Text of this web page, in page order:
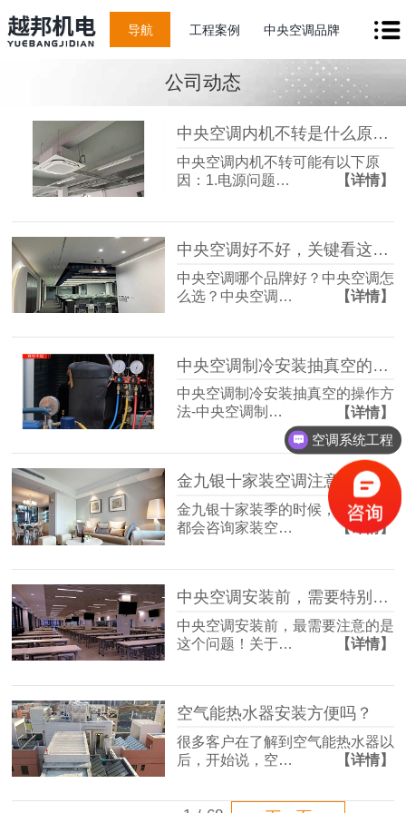
导航 工程案例 中央空调品牌
公司动态
中央空调内机不转是什么原因？
中央空调内机不转可能有以下原
因：1.电源问题…
【详情】
中央空调好不好，关键看这三个关键指标！
中央空调哪个品牌好？中央空调怎
么选？中央空调…
【详情】
中央空调制冷安装抽真空的操作方法
中央空调制冷安装抽真空的操作方
法-中央空调制…
【详情】
金九银十家装空调注意事项
金九银十家装季的时候，很多客户
都会咨询家装空…
【详情】
中央空调安装前，需要特别注意这个问题！
中央空调安装前，最需要注意的是
这个问题！关于…
【详情】
空气能热水器安装方便吗？
很多客户在了解到空气能热水器以
后，开始说，空…
【详情】
空调系统工程